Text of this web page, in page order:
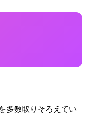
多数取りそろえてい